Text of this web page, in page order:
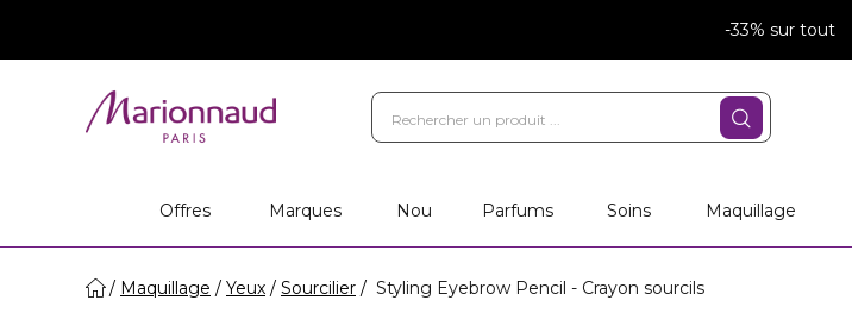
-33% sur tout
Offres Marques Nou Parfums Soins Maquillage
Maquillage Yeux Sourcilier Styling Eyebrow Pencil - Crayon sourcils